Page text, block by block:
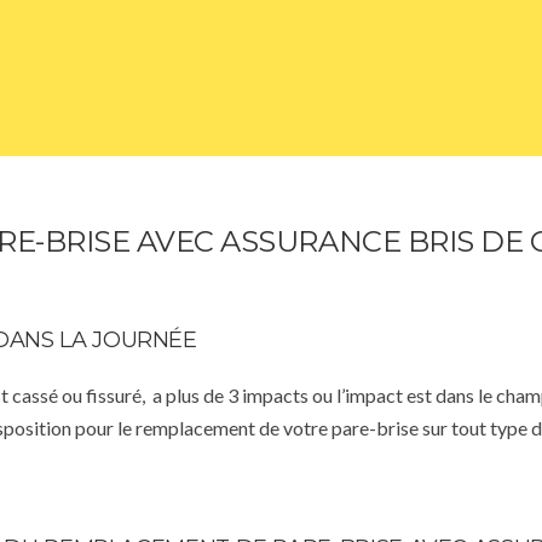
BRISE AVEC ASSURANCE BRIS DE
LA JOURNÉE
ou fissuré, a plus de 3 impacts ou l’impact est dans le
pour le remplacement de votre pare-brise sur tout type